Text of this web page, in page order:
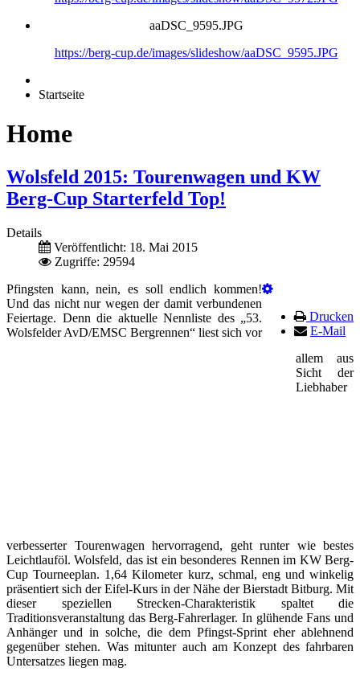
aaDSC_9595.JPG
https://berg-cup.de/images/slideshow/aaDSC_9595.JPG
Startseite
Home
Wolsfeld 2015: Tourenwagen und KW
Berg-Cup Starterfeld Top!
Details
Veröffentlicht: 18. Mai 2015
Zugriffe: 29594
Drucken
E-Mail
Pfingsten kann, nein, es soll endlich kommen!
Und das nicht nur wegen der damit verbundenen
Feiertage. Denn die aktuelle Nennliste des „53.
Wolsfelder AvD/EMSC Bergrennen“ liest sich vor
allem aus
Sicht der
Liebhaber
verbesserter Tourenwagen hervorragend, geht runter wie bestes
Leichtlauföl. Wolsfeld, das ist ein besonderes Rennen im KW Berg-
Cup Tourneeplan. 1,64 Kilometer kurz, schmal, eng und winkelig
präsentiert sich der Eifel-Kurs in der Nähe der Bierstadt Bitburg. Mit
dieser speziellen Strecken-Charakteristik spaltet die
Traditionsveranstaltung das Berg-Fahrerlager. In glühende Fans und
Anhänger und in solche, die dem Pfingst-Sprint eher ablehnend
gegenüber stehen. Was mitunter auch am Konzept des fahrbaren
Untersatzes liegen mag.